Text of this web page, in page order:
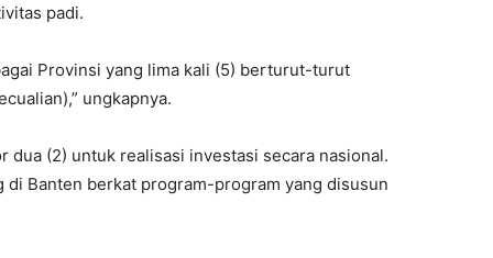
padi.
Provinsi yang lima kali (5) berturut-turut
ungkapnya.
(2) untuk realisasi investasi secara nasional.
di Banten berkat program-program yang disusun